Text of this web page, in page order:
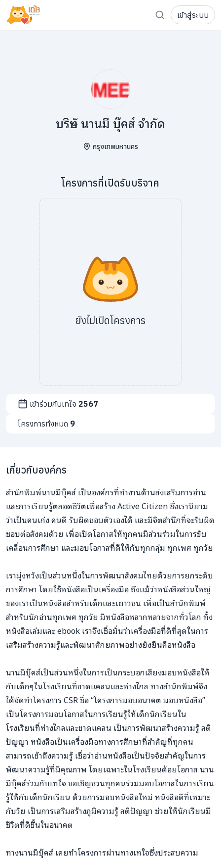
รู้จักเทใจ
ส่งโครงการ
COCON (ห้อง 304) ชั้น 3 อาคาร The Season Mall 899
098-615-5885
info@taejai.com
นโยบายความเป็นส่วนตัว
นโยบายการใช้งานคุกกี้
ไทย
เข้าสู่ระบบ
บริษัท นานมี บุ๊คส์ จำกัด
กรุงเทพมหานคร
เข้าร่วมกับเทใจ 2567
โครงการทั้งหมด 9
โครงการที่เปิดรับบริจาค
ยังไม่เปิดโครงการ
เกี่ยวกับองค์กร
สำนักพิมพ์นานมีบุ๊คส์ เป็นองค์กรที่ทำงานด้านส่งเสริมการอ่าน
และการเรียนรู้ตลอดชีวิตเพื่อสร้าง Active Citizen ซึ่งเรานิยาม
ว่าเป็นคนเก่ง คนดี รับผิดชอบตัวเองได้ และมีจิตสำนึกที่จะรับผิด
ชอบต่อสังคมด้วย เพื่อเปิดโอกาสให้ทุกคนมีส่วนร่วมในการขับ
เคลื่อนการศึกษา และมอบโอกาสที่ดีให้กับทุกกลุ่ม ทุกเพศ ทุกวัย
เรามุ่งหวังเป็นส่วนหนึ่งในการพัฒนาสังคมไทยด้วยการยกระดับ
การศึกษา โดยใช้หนังสือเป็นเครื่องมือ ถึงแม้ว่าหนังสือส่วนใหญ่
ของเราเป็นหนังสือสำหรับเด็กและเยาวชน เพื่อเป็นสำนักพิมพ์
สำหรับนักอ่านทุกเพศ ทุกวัย มีหนังสือหลากหลายจากทั่วโลก ทั้ง
หนังสือเล่มและ ebook เราจึงเชื่อมั่นว่าเครื่องมือที่ดีที่สุดในการ
เสริมสร้างความรู้และพัฒนาศักยภาพอย่างยังยืนคือหนังสือ
นานมีบุ๊คส์เป็นส่วนหนึ่งในการเป็นกระบอกเสียงมอบหนังสือให้
กับเด็กๆในโรงเรียนที่ขาดแคลนและห่างไกล ทางสำนักพิมพ์จึง
ได้จัดทำโครงการ CSR ชื่อ “โครงการมอบอนาคต มอบหนังสือ”
เป็นโครงการมอบโอกาสในการเรียนรู้ให้เด็กนักเรียนใน
โรงเรียนที่ห่างไกลและขาดแคลน เป็นการพัฒนาสร้างความรู้ สติ
ปัญญา หนังสือเป็นเครื่องมือทางการศึกษาที่สำคัญที่ทุกคน
สามารถเข้าถึงความรู้ เชื่อว่าอ่านหนังสือเป็นปัจจัยสำคัญในการ
พัฒนาความรู้ที่มีคุณภาพ โดยเฉพาะในโรงเรียนด้อยโอกาส นาน
มีบุ๊คส์ร่วมกับเทใจ ขอเชิญชวนทุกคนร่วมมอบโอกาสในการเรียน
รู้ให้กับเด็กนักเรียน ด้วยการมอบหนังสือใหม่ หนังสือดีที่เหมาะ
กับวัย เป็นการเสริมสร้างภูมิความรู้ สติปัญญา ช่วยให้นักเรียนมี
ชีวิตที่ดีขึ้นในอนาคต
ทางนานมีบุ๊คส์ เคยทำโครงการผ่านทางเทใจซึ่งประสบความ